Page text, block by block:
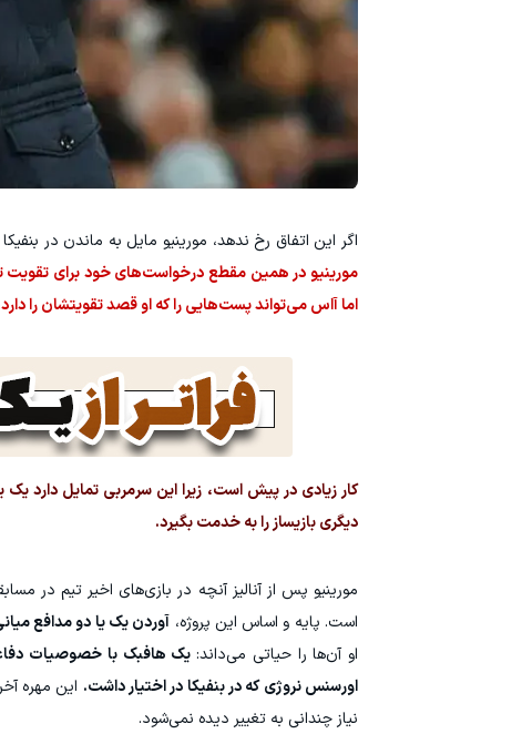
اگر این اتفاق رخ ندهد، مورینیو مایل به ماندن در
مورینیو در همین مقطع درخواست‌های خود برای تقویت
اما آاس می‌تواند پست‌هایی را که او قصد تقویتشان را
کار زیادی در پیش است، زیرا این سرمربی تمایل دارد
دیگری بازیساز را به خدمت بگیرد.
مورینیو پس از آنالیز آنچه در بازی‌های اخیر تیم در
است. پایه و اساس این پروژه، آوردن یک یا دو مدافع
او آن‌ها را حیاتی می‌داند:یک هافبک با خصوصیات
اورسنس نروژی که در بنفیکا در اختیار داشت. این مهره
نیاز چندانی به تغییر دیده نمی‌شود.